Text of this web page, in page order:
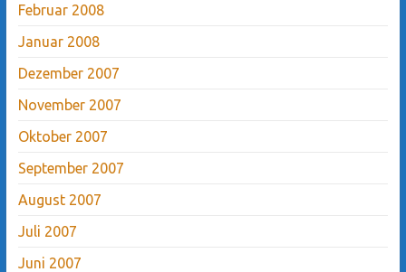
Februar 2008
Januar 2008
Dezember 2007
November 2007
Oktober 2007
September 2007
August 2007
Juli 2007
Juni 2007